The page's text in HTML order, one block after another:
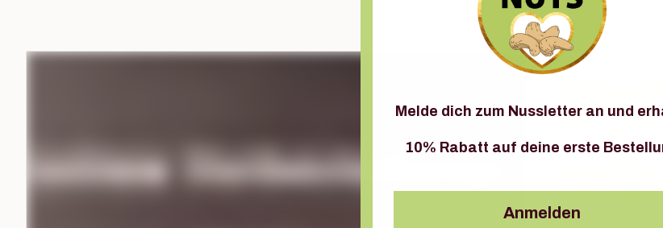
Melde dich zum Nussletter an und
10% Rabatt auf deine erste
Anmelden